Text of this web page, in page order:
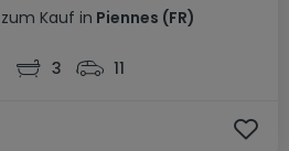
zum Kauf in Piennes (FR)
3 11